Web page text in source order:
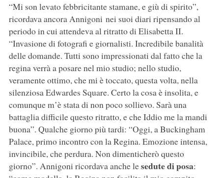
“Mi son levato febbricitante stamane, e giù di spirito”,
ricordava ancora Annigoni nei suoi diari ripensando al
periodo in cui attendeva al ritratto di Elisabetta II.
“Invasione di fotografi e giornalisti. Incredibile banalità
delle domande. Tutti sono impressionati dal fatto che la
regina verrà a posare nel mio studio; nello studio,
veramente ottimo, che mi è toccato, questa volta, nella
silenziosa Edwardes Square. Certo la cosa è insolita, e
comunque m’è stata di non poco sollievo. Sarà una
battaglia difficile questo ritratto, e che Iddio me la mandi
buona”. Qualche giorno più tardi: “Oggi, a Buckingham
Palace, primo incontro con la Regina. Emozione intensa,
invincibile, che perdura. Non dimenticherò questo
giorno”. Annigoni ricordava anche lesedute di posa: